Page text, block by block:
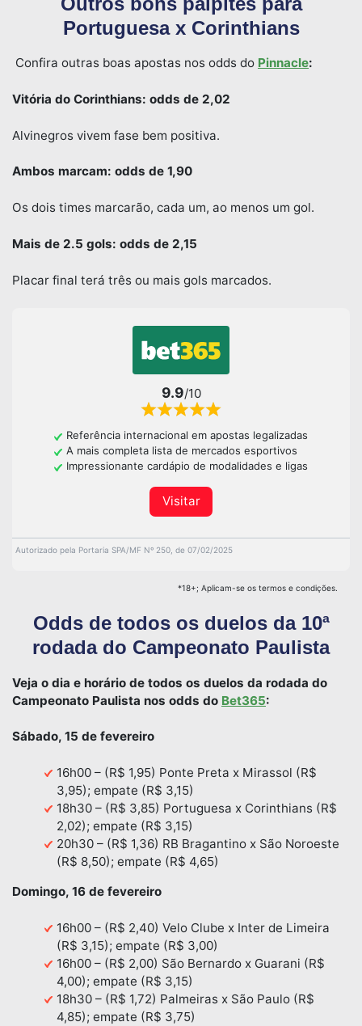
Portuguesa x Corinthians
Confira outras boas apostas nos odds do Pinnacle:
Vitória do Corinthians: odds de 2,02
Alvinegros vivem fase bem positiva.
Ambos marcam: odds de 1,90
Os dois times marcarão, cada um, ao menos um gol.
Mais de 2.5 gols: odds de 2,15
Placar final terá três ou mais gols marcados.
9.9/10
Referência internacional em apostas legalizadas
A mais completa lista de mercados esportivos
Impressionante cardápio de modalidades e ligas
Visitar
Autorizado pela Portaria SPA/MF Nº 250, de 07/02/2025
*18+; Aplicam-se os termos e condições.
Odds de todos os duelos da 10ª
rodada do Campeonato Paulista
Veja o dia e horário de todos os duelos da rodada do
Campeonato Paulista nos odds do Bet365:
Sábado, 15 de fevereiro
16h00 – (R$ 1,95) Ponte Preta x Mirassol (R$
3,95); empate (R$ 3,15)
18h30 – (R$ 3,85) Portuguesa x Corinthians (R$
2,02); empate (R$ 3,15)
20h30 – (R$ 1,36) RB Bragantino x São Noroeste
(R$ 8,50); empate (R$ 4,65)
Domingo, 16 de fevereiro
16h00 – (R$ 2,40) Velo Clube x Inter de Limeira
(R$ 3,15); empate (R$ 3,00)
16h00 – (R$ 2,00) São Bernardo x Guarani (R$
4,00); empate (R$ 3,15)
18h30 – (R$ 1,72) Palmeiras x São Paulo (R$
4,85); empate (R$ 3,75)